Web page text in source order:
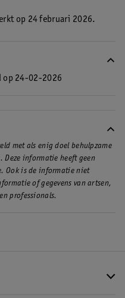
op 24 februari 2026.
op 24-02-2026
met als enig doel behulpzame
Deze informatie heeft geen
Ook is de informatie niet
of gegevens van artsen,
professionals.